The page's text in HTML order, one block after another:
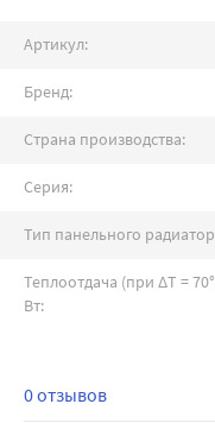
Артикул:
Бренд:
Страна производства:
Серия:
Тип панельного
Теплоотдача (при ∆T =
Вт:
0 отзывов